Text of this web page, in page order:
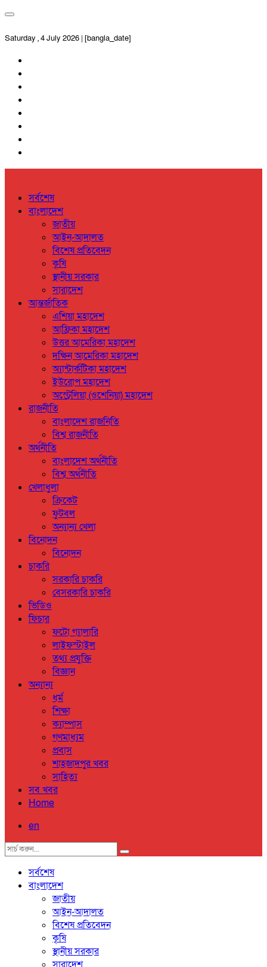
Saturday , 4 July 2026 | [bangla_date]
সর্বশেষ
বাংলাদেশ
জাতীয়
আইন-আদালত
বিশেষ প্রতিবেদন
কৃষি
স্থানীয় সরকার
সারাদেশ
আন্তর্জাতিক
এশিয়া মহাদেশ
আফ্রিকা মহাদেশ
উত্তর আমেরিকা মহাদেশ
দক্ষিন আমেরিকা মহাদেশ
অ্যান্টার্কটিকা মহাদেশ
ইউরোপ মহাদেশ
অস্ট্রেলিয়া (ওশেনিয়া) মহাদেশ
রাজনীতি
বাংলাদেশ রাজনিতি
বিশ্ব রাজনীতি
অর্থনীতি
বাংলাদেশ অর্থনীতি
বিশ্ব অর্থনীতি
খেলাধুলা
ক্রিকেট
ফুটবল
অন্যান্য খেলা
বিনোদন
বিনোদন
চাকরি
সরকারি চাকরি
বেসরকারি চাকরি
ভিডিও
ফিচার
ফটো গ্যালারি
লাইফস্টাইল
তথ্য প্রযুক্তি
বিজ্ঞান
অন্যান্য
ধর্ম
শিক্ষা
ক্যাম্পাস
গণমাধ্যম
প্রবাস
শাহজাদপুর খবর
সাহিত্য
সব খবর
Home
en
সর্বশেষ
বাংলাদেশ
জাতীয়
আইন-আদালত
বিশেষ প্রতিবেদন
কৃষি
স্থানীয় সরকার